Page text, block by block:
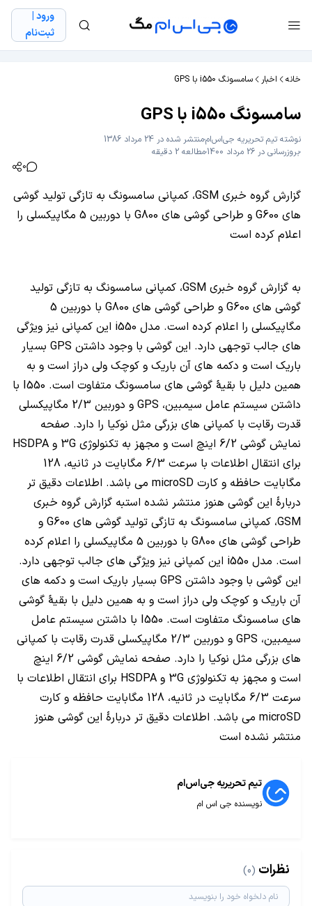
ورود |
ثبت‌نام
خانه اخبار سامسونگ i550 با GPS
سامسونگ i550 با GPS
نوشته تیم تحریریه جی‌اس‌اممنتشر شده در 24 مرداد 1386
بروزرسانی در 26 مرداد 1400
مطالعه 2 دقیقه
0
گزارش گروه خبری GSM، کمپانی سامسونگ به تازگی تولید گوشی
های G600 و طراحی گوشی های G800 با دوربین 5 مگاپیکسلی را
اعلام کرده است
به گزارش گروه خبری GSM، کمپانی سامسونگ به تازگی تولید
گوشی های G600 و طراحی گوشی های G800 با دوربین 5
مگاپیکسلی را اعلام کرده است. مدل i550 این کمپانی نیز ویژگی
های جالب توجهی دارد. این گوشی با وجود داشتن GPS بسیار
باریک است و دکمه های آن باریک و کوچک ولی دراز است و به
همین دلیل با بقیۀ گوشی های سامسونگ متفاوت است. I550 با
داشتن سیستم عامل سیمبین، GPS و دوربین 2/3 مگاپیکسلی
قدرت رقابت با کمپانی های بزرگی مثل نوکیا را دارد. صفحه
نمایش گوشی 6/2 اینچ است و مجهز به تکنولوژی 3G و HSDPA
برای انتقال اطلاعات با سرعت 6/3 مگابایت در ثانیه، 128
مگابایت حافظه و کارت microSD می باشد. اطلاعات دقیق تر
دربارۀ این گوشی هنوز منتشر نشده استبه گزارش گروه خبری
GSM، کمپانی سامسونگ به تازگی تولید گوشی های G600 و
طراحی گوشی های G800 با دوربین 5 مگاپیکسلی را اعلام کرده
است. مدل i550 این کمپانی نیز ویژگی های جالب توجهی دارد.
این گوشی با وجود داشتن GPS بسیار باریک است و دکمه های
آن باریک و کوچک ولی دراز است و به همین دلیل با بقیۀ گوشی
های سامسونگ متفاوت است. I550 با داشتن سیستم عامل
سیمبین، GPS و دوربین 2/3 مگاپیکسلی قدرت رقابت با کمپانی
های بزرگی مثل نوکیا را دارد. صفحه نمایش گوشی 6/2 اینچ
است و مجهز به تکنولوژی 3G و HSDPA برای انتقال اطلاعات با
سرعت 6/3 مگابایت در ثانیه، 128 مگابایت حافظه و کارت
microSD می باشد. اطلاعات دقیق تر دربارۀ این گوشی هنوز
منتشر نشده است
تیم تحریریه جی‌اس‌ام
نویسنده جی اس ام
نظرات (0)